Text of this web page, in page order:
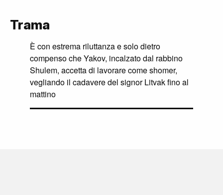
Trama
È con estrema riluttanza e solo dietro
compenso che Yakov, incalzato dal rabbino
Shulem, accetta di lavorare come shomer,
vegliando il cadavere del signor Litvak fino al
mattino